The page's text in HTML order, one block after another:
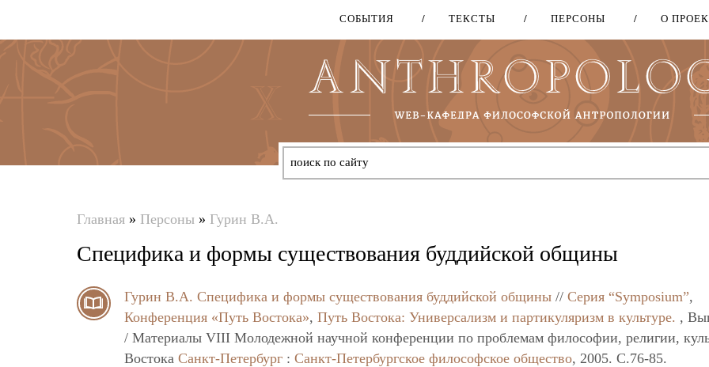
Перейти
основному
содержанию
СОБЫТИЯ ТЕКСТЫ ПЕРСОНЫ О
здесь
Главная » Персоны » Гурин В.А.
Специфика и формы существования буддийской общины
Гурин В.А. Специфика и формы существования буддийской общины // Серия “Symposium”,
Конференция «Путь Востока», Путь Востока: Универсализм и партикуляризм в культуре. ,
/ Материалы VIII Молодежной научной конференции по проблемам философии, религии,
Востока Санкт-Петербург : Санкт-Петербургское философское общество, 2005. C.76-85.